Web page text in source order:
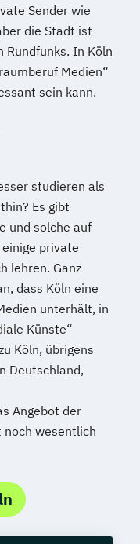
Sender wie
die Stadt ist
Rundfunks. In Köln
Medien“
sein kann.
studieren als
Es gibt
und solche auf
einige private
lehren. Ganz
dass Köln eine
unterhält, in
Künste“
Köln, übrigens
Deutschland,
Angebot der
noch wesentlich